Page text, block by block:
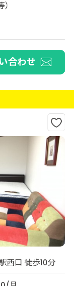
合わせ
西口 徒歩10分